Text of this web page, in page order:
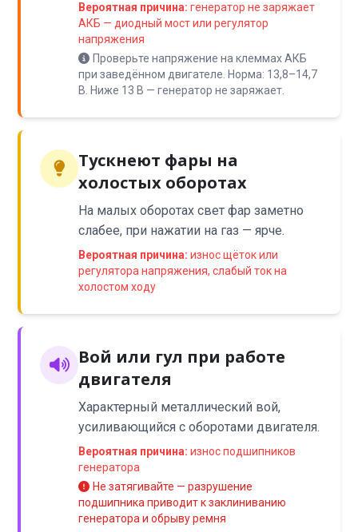
Вероятная причина: генератор не заряжает
АКБ — диодный мост или регулятор
напряжения
Проверьте напряжение на клеммах АКБ
при заведённом двигателе. Норма: 13,8–14,7
В. Ниже 13 В — генератор не заряжает.
Тускнеют фары на
холостых оборотах
На малых оборотах свет фар заметно
слабее, при нажатии на газ — ярче.
Вероятная причина: износ щёток или
регулятора напряжения, слабый ток на
холостом ходу
Вой или гул при работе
двигателя
Характерный металлический вой,
усиливающийся с оборотами двигателя.
Вероятная причина: износ подшипников
генератора
Не затягивайте — разрушение
подшипника приводит к заклиниванию
генератора и обрыву ремня